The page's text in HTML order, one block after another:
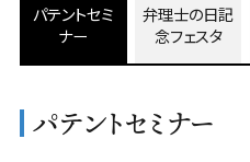
パテントセミ
ナー
弁理士の日記
念フェスタ
パテントセミナー